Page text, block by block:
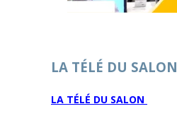
LA TÉLÉ DU SALON
LA TÉLÉ DU SALON